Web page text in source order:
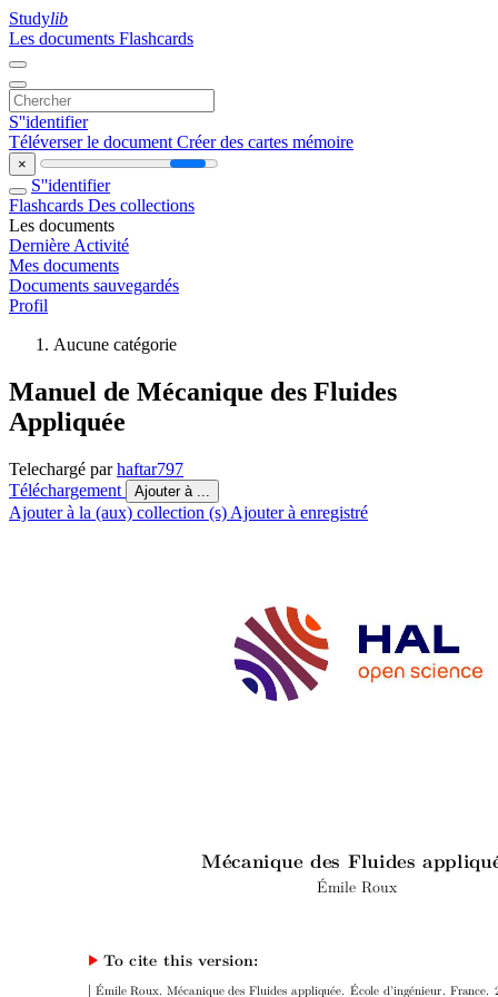
Studylib
Les documents Flashcards
S''identifier
Téléverser le document Créer des cartes mémoire
×
S''identifier
Flashcards Des collections
Les documents
Dernière Activité
Mes documents
Documents sauvegardés
Profil
Aucune catégorie
Manuel de Mécanique des Fluides
Appliquée
Telechargé parhaftar797
Téléchargement
Ajouter à ...
Ajouter à la (aux) collection (s) Ajouter à enregistré
Mécanique des Fluides
Émile Roux
To cite this version:
Émile Roux. Mécanique des Fluides appliquée. École d’ingénieur. France.